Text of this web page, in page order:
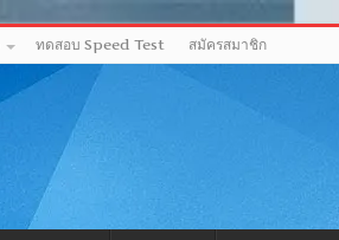
ทดสอบ Speed Test สมัครสมาชิก